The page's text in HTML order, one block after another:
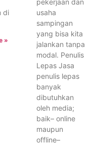
di
»
usaha
sampingan
yang bisa kita
jalankan tanpa
modal. Penulis
Lepas Jasa
penulis lepas
banyak
dibutuhkan
oleh media;
baik– online
maupun
offline–